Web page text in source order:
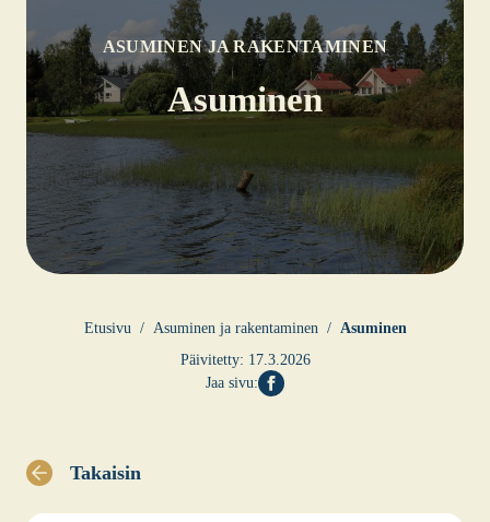
ASUMINEN JA RAKENTAMINEN
Asu­mi­nen
Etusi­vu Asu­mi­nen ja raken­ta­mi­nen
Asu­mi­nen
Päivitetty: 17.3.2026
Jaa sivu:
Takaisin